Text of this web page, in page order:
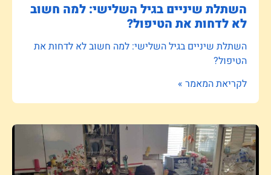
השתלת שיניים בגיל השלישי: למה חשוב
לא לדחות את הטיפול?
השתלת שיניים בגיל השלישי: למה חשוב לא לדחות את
הטיפול?
לקריאת המאמר »